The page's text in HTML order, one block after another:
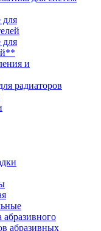
и
радиаторов
абразивного
абразивных